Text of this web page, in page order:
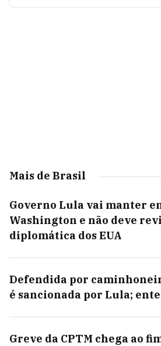
Mais de Brasil
Governo Lula vai manter
Washington e não deve
diplomática dos EUA
Defendida por
é sancionada por Lula;
Greve da CPTM chega ao